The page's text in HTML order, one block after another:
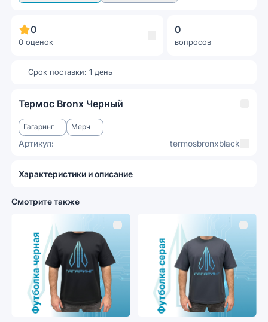
0
0 оценок
0
вопросов
Срок поставки: 1 день
Термос Bronx Черный
Гагаринг Мерч
Артикул: termosbronxblack
Характеристики и описание
Смотрите также